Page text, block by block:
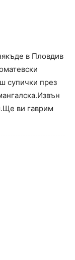
в Пловдив
супички през
ви гаврим